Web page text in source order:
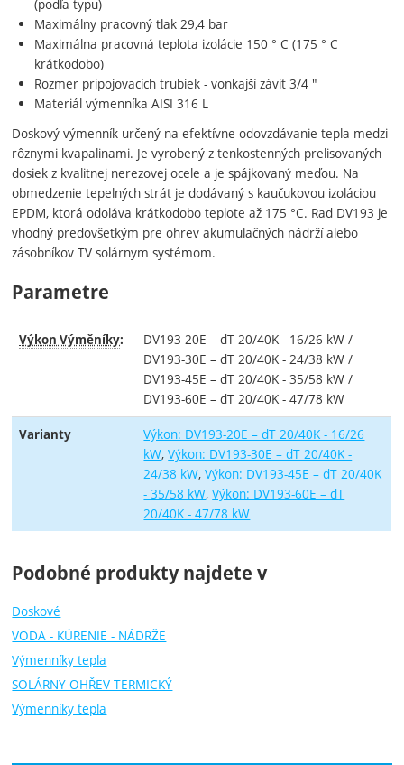
(podľa typu)
Maximálny pracovný tlak 29,4 bar
Maximálna pracovná teplota izolácie 150 ° C (175 ° C
krátkodobo)
Rozmer pripojovacích trubiek - vonkajší závit 3/4 "
Materiál výmenníka AISI 316 L
Doskový výmenník určený na efektívne odovzdávanie tepla medzi
rôznymi kvapalinami. Je vyrobený z tenkostenných prelisovaných
dosiek z kvalitnej nerezovej ocele a je spájkovaný meďou. Na
obmedzenie tepelných strát je dodávaný s kaučukovou izoláciou
EPDM, ktorá odoláva krátkodobo teplote až 175 °C. Rad DV193 je
vhodný predovšetkým pre ohrev akumulačných nádrží alebo
zásobníkov TV solárnym systémom.
Parametre
Výkon Výměníky:
DV193-20E – dT 20/40K - 16/26 kW /
DV193-30E – dT 20/40K - 24/38 kW /
DV193-45E – dT 20/40K - 35/58 kW /
DV193-60E – dT 20/40K - 47/78 kW
Varianty
Výkon: DV193-20E – dT 20/40K - 16/26
kW Výkon: DV193-30E – dT 20/40K -
24/38 kW Výkon: DV193-45E – dT 20/40K
- 35/58 kW Výkon: DV193-60E – dT
20/40K - 47/78 kW
Podobné produkty najdete v
Doskové
VODA - KÚRENIE - NÁDRŽE
Výmenníky tepla
SOLÁRNY OHŘEV TERMICKÝ
Výmenníky tepla